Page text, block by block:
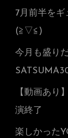
7月前半を
(≧▽≦)
今月も盛り
【動画あ
演終了
楽しかった